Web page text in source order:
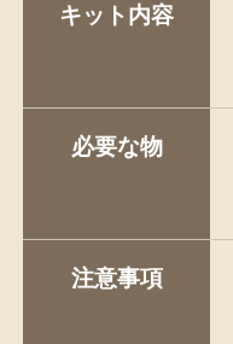
キット内容
必要な物
注意事項